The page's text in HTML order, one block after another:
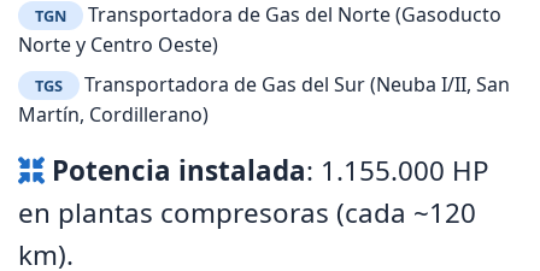
TGN
Transportadora de Gas del Norte (Gasoducto
Norte y Centro Oeste)
TGS
Transportadora de Gas del Sur (Neuba I/II, San
Martín, Cordillerano)
Potencia instalada: 1.155.000 HP
en plantas compresoras (cada ~120
km).